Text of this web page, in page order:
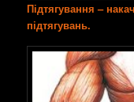
Підтягування –
підтягувань.